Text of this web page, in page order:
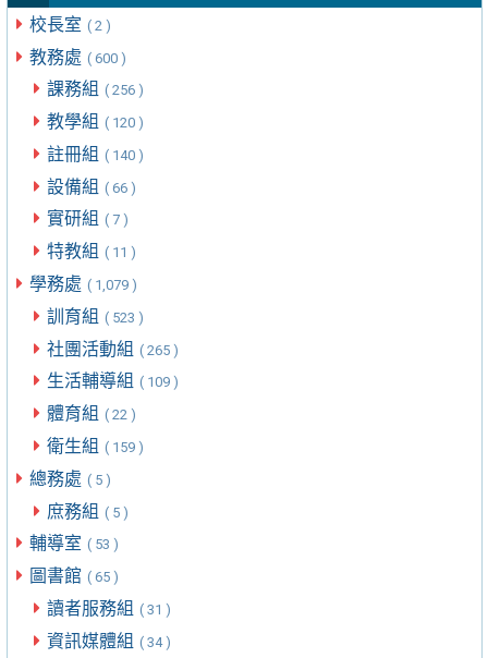
校長室 ( 2 )
教務處 ( 600 )
課務組 ( 256 )
教學組 ( 120 )
註冊組 ( 140 )
設備組 ( 66 )
實研組 ( 7 )
特教組 ( 11 )
學務處 ( 1,079 )
訓育組 ( 523 )
社團活動組 ( 265 )
生活輔導組 ( 109 )
體育組 ( 22 )
衛生組 ( 159 )
總務處 ( 5 )
庶務組 ( 5 )
輔導室 ( 53 )
圖書館 ( 65 )
讀者服務組 ( 31 )
資訊媒體組 ( 34 )